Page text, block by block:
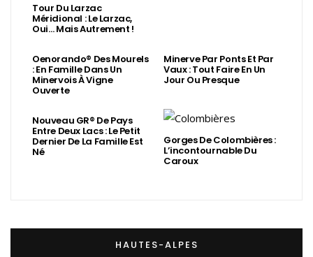
Tour Du Larzac
Méridional : Le Larzac,
Oui… Mais Autrement !
Oenorando® Des Mourels
: En Famille Dans Un
Minervois À Vigne
Ouverte
Minerve Par Ponts Et Par
Vaux : Tout Faire En Un
Jour Ou Presque
Nouveau GR® De Pays
Entre Deux Lacs : Le Petit
Dernier De La Famille Est
Né
Gorges De Colombières :
L’incontournable Du
Caroux
HAUTES-ALPES